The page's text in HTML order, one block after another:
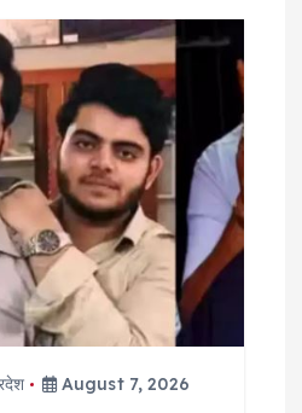
August 7, 2026